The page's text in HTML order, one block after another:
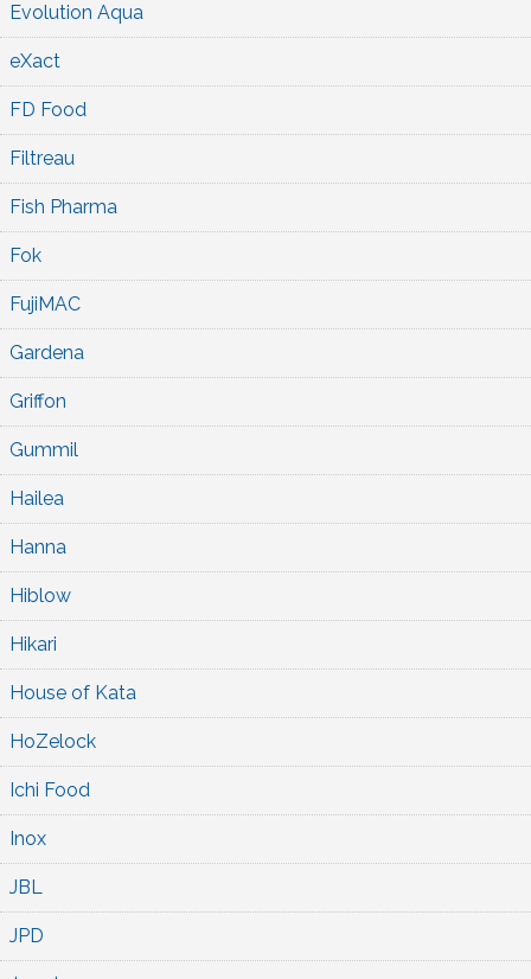
Evolution Aqua
eXact
FD Food
Filtreau
Fish Pharma
Fok
FujiMAC
Gardena
Griffon
Gummil
Hailea
Hanna
Hiblow
Hikari
House of Kata
HoZelock
Ichi Food
Inox
JBL
JPD